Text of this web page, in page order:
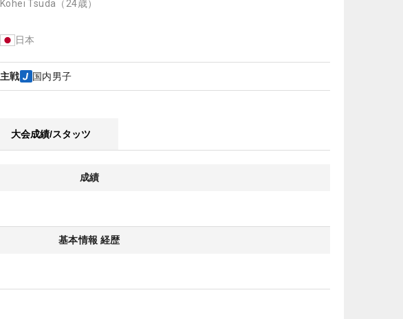
Kohei Tsuda （24歳）
日本
主戦 国内男子
大会成績/スタッツ
成績
基本情報 経歴